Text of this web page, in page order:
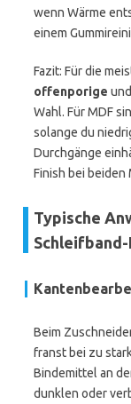
wenn Wärme
einem
Fazit: Für die
offenporige und
Wahl. Für MDF
solange du
Durchgänge
Finish bei beiden
Typische
Beim
franst bei zu
Bindemittel an
dunklen oder